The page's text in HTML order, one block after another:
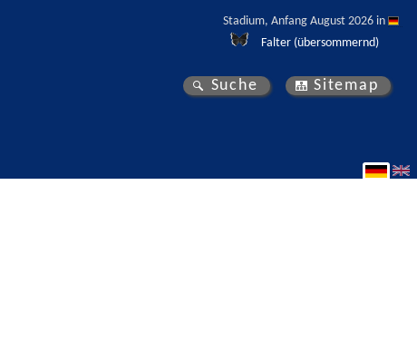
Stadium, Anfang August 2026 in
Falter (übersommernd)
Suche Sitemap